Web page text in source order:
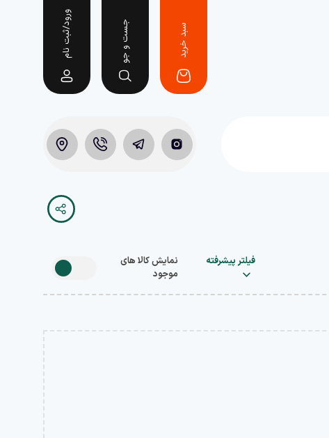
سبد خرید جست و جو ورود/ثبت نام
فیلتر پیشرفته
نمایش کالا های
موجود